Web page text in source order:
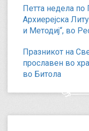
Петта недела по
Архиерејска
и Методиј“, во
Празникот на
прославен во
во Битола